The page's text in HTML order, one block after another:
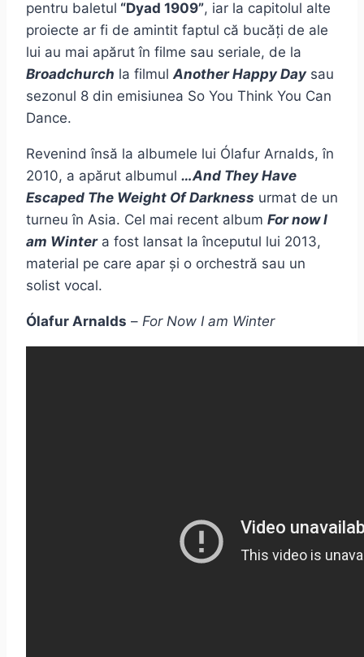
pentru baletul “Dyad 1909”, iar la capitolul alte
proiecte ar fi de amintit faptul că bucăți de ale
lui au mai apărut în filme sau seriale, de la
Broadchurch la filmulAnother Happy Day sau
sezonul 8 din emisiunea So You Think You Can
Dance.
Revenind însă la albumele lui Ólafur Arnalds, în
2010, a apărut albumul …And They Have
Escaped The Weight Of Darkness urmat de un
turneu în Asia. Cel mai recent album For now I
am Winter a fost lansat la începutul lui 2013,
material pe care apar și o orchestră sau un
solist vocal.
Ólafur Arnalds – For Now I am Winter